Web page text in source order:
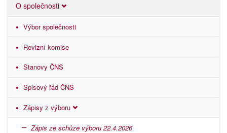
O společnosti
Výbor společnosti
Revizní komise
Stanovy ČNS
Spisový řád ČNS
Zápisy z výboru
Zápis ze schůze výboru 22.4.2026